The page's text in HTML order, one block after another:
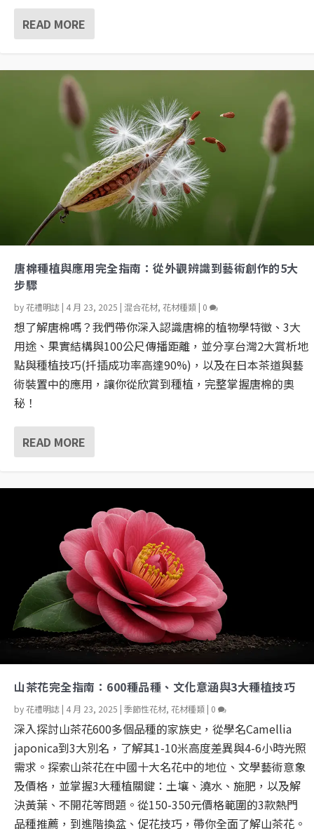
READ MORE
唐棉種植與應用完全指南：從外觀辨識到藝術創作的5大
步驟
by花禮明誌 | 4 月 23, 2025 | 混合花材, 花材種類 | 0
想了解唐棉嗎？我們帶你深入認識唐棉的植物學特徵、3大
用途、果實結構與100公尺傳播距離，並分享台灣2大賞析地
點與種植技巧(扦插成功率高達90%)，以及在日本茶道與藝
術裝置中的應用，讓你從欣賞到種植，完整掌握唐棉的奧
秘！
READ MORE
山茶花完全指南：600種品種、文化意涵與3大種植技巧
by花禮明誌 | 4 月 23, 2025 | 季節性花材, 花材種類 | 0
深入探討山茶花600多個品種的家族史，從學名Camellia
japonica到3大別名，了解其1-10米高度差異與4-6小時光照
需求。探索山茶花在中國十大名花中的地位、文學藝術意象
及價格，並掌握3大種植關鍵：土壤、澆水、施肥，以及解
決黃葉、不開花等問題。從150-350元價格範圍的3款熱門
品種推薦，到進階換盆、促花技巧，帶你全面了解山茶花。